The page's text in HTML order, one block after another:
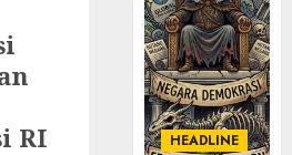
RI
HEADLINE